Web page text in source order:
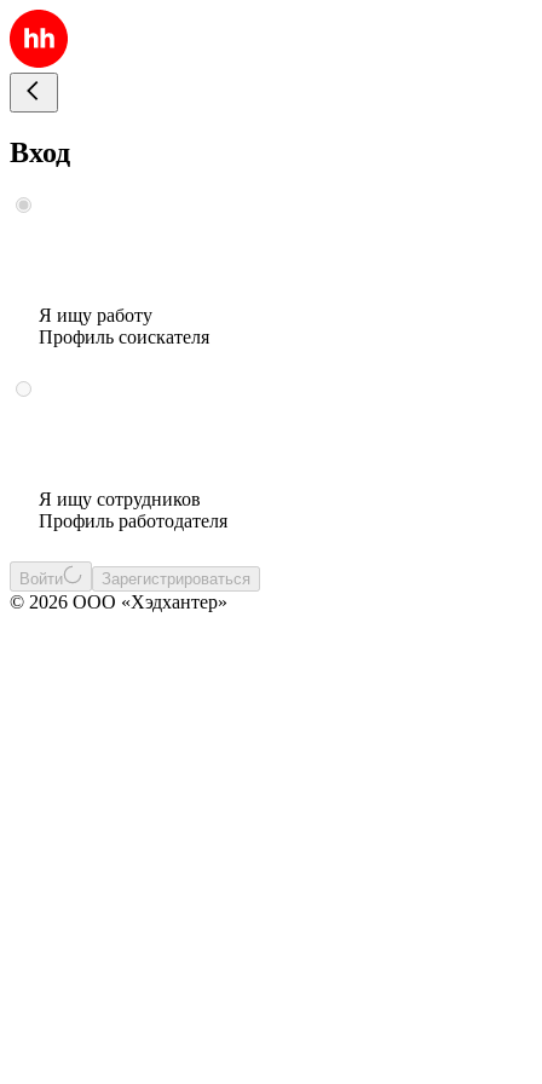
Вход
Я ищу работу
Профиль соискателя
Я ищу сотрудников
Профиль работодателя
Войти Зарегистрироваться
© 2026 ООО «Хэдхантер»